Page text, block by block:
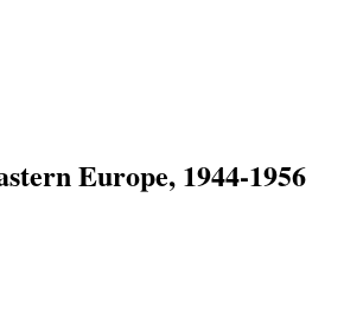
Europe, 1944-1956